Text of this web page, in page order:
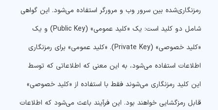
رمزنگاری‌شده بین سرور وب و مرورگر استفاده می‌شود. این گواهی
شامل دو کلید است: یک «کلید عمومی» (Public Key) و یک
«کلید خصوصی» (Private Key). «کلید عمومی» برای رمزنگاری
اطلاعات استفاده می‌شود، به این معنی که اطلاعاتی که توسط
این کلید رمزنگاری می‌شوند فقط با استفاده از «کلید خصوصی»
قابل رمزگشایی خواهند بود. این فرآیند باعث می‌شود که اطلاعات